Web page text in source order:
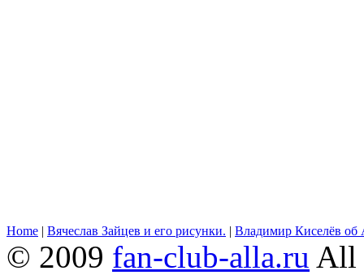
Home | Вячеслав Зайцев и его рисунки. | Владимир Киселёв об
© 2009 fan-club-alla.ru All